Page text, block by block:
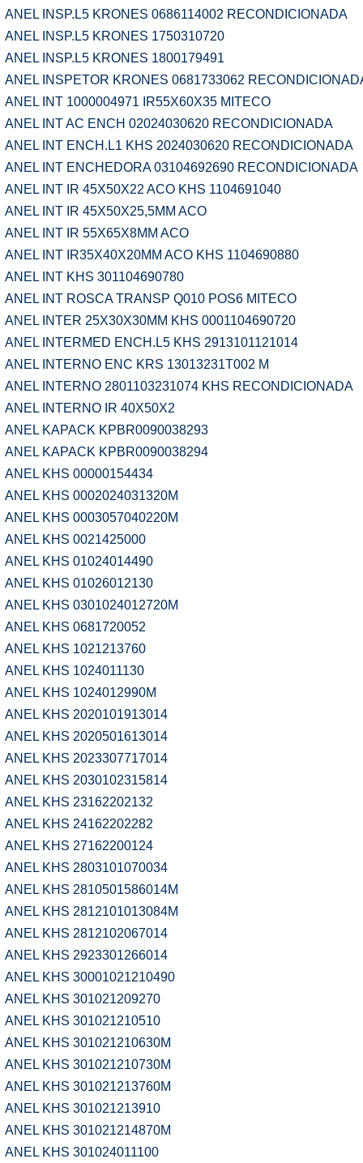
ANEL INSP.L5 KRONES 0686114002 RECONDICIONADA
ANEL INSP.L5 KRONES 1750310720
ANEL INSP.L5 KRONES 1800179491
ANEL INSPETOR KRONES 0681733062
ANEL INT 1000004971 IR55X60X35 MITECO
ANEL INT AC ENCH 02024030620 RECONDICIONADA
ANEL INT ENCH.L1 KHS 2024030620 RECONDICIONADA
ANEL INT ENCHEDORA 03104692690 RECONDICIONADA
ANEL INT IR 45X50X22 ACO KHS 1104691040
ANEL INT IR 45X50X25,5MM ACO
ANEL INT IR 55X65X8MM ACO
ANEL INT IR35X40X20MM ACO KHS 1104690880
ANEL INT KHS 301104690780
ANEL INT ROSCA TRANSP Q010 POS6 MITECO
ANEL INTER 25X30X30MM KHS 0001104690720
ANEL INTERMED ENCH.L5 KHS 2913101121014
ANEL INTERNO ENC KRS 13013231T002 M
ANEL INTERNO 2801103231074 KHS RECONDICIONADA
ANEL INTERNO IR 40X50X2
ANEL KAPACK KPBR0090038293
ANEL KAPACK KPBR0090038294
ANEL KHS 00000154434
ANEL KHS 0002024031320M
ANEL KHS 0003057040220M
ANEL KHS 0021425000
ANEL KHS 01024014490
ANEL KHS 01026012130
ANEL KHS 0301024012720M
ANEL KHS 0681720052
ANEL KHS 1021213760
ANEL KHS 1024011130
ANEL KHS 1024012990M
ANEL KHS 2020101913014
ANEL KHS 2020501613014
ANEL KHS 2023307717014
ANEL KHS 2030102315814
ANEL KHS 23162202132
ANEL KHS 24162202282
ANEL KHS 27162200124
ANEL KHS 2803101070034
ANEL KHS 2810501586014M
ANEL KHS 2812101013084M
ANEL KHS 2812102067014
ANEL KHS 2923301266014
ANEL KHS 30001021210490
ANEL KHS 301021209270
ANEL KHS 301021210510
ANEL KHS 301021210630M
ANEL KHS 301021210730M
ANEL KHS 301021213760M
ANEL KHS 301021213910
ANEL KHS 301021214870M
ANEL KHS 301024011100